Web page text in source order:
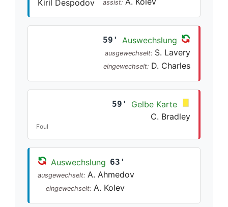
Kiril Despodov assist:
59' Auswechslung
ausgewechselt: S. Lavery
eingewechselt: D. Charles
59'
Gelbe Karte
C. Bradley
Foul
Auswechslung 63'
ausgewechselt: A. Ahmedov
eingewechselt: A. Kolev